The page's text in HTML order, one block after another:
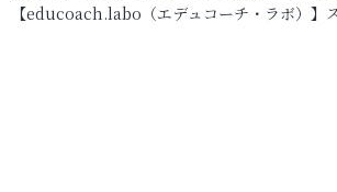
【educoach.labo（エデュコーチ・ラボ）】